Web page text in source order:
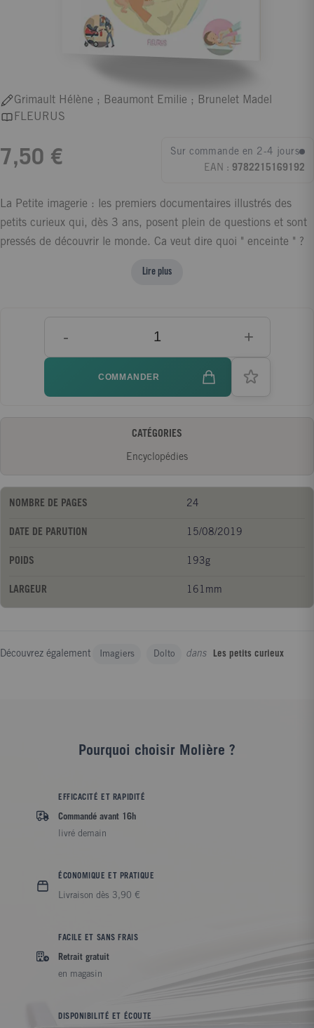
Grimault Hélène ; Beaumont Emilie ; Brunelet Madel
FLEURUS
7,50 €
Sur commande en 2-4 jours
EAN : 9782215169192
La Petite imagerie : les premiers documentaires illustrés des
petits curieux qui, dès 3 ans, posent plein de questions et sont
pressés de découvrir le monde. Ca veut dire quoi " enceinte " ?
veux savoir sur les mystères de la naissance. Cet ouvrage a été
Lire plus
- +
COMMANDER
CATÉGORIES
Encyclopédies
NOMBRE DE PAGES 24
DATE DE PARUTION 15/08/2019
POIDS 193g
LARGEUR 161mm
Découvrez également Imagiers Dolto dans Les petits curieux
Pourquoi choisir Molière ?
EFFICACITÉ ET RAPIDITÉ
Commandé avant 16h
livré demain
ÉCONOMIQUE ET PRATIQUE
Livraison dès 3,90 €
FACILE ET SANS FRAIS
Retrait gratuit
en magasin
DISPONIBILITÉ ET ÉCOUTE